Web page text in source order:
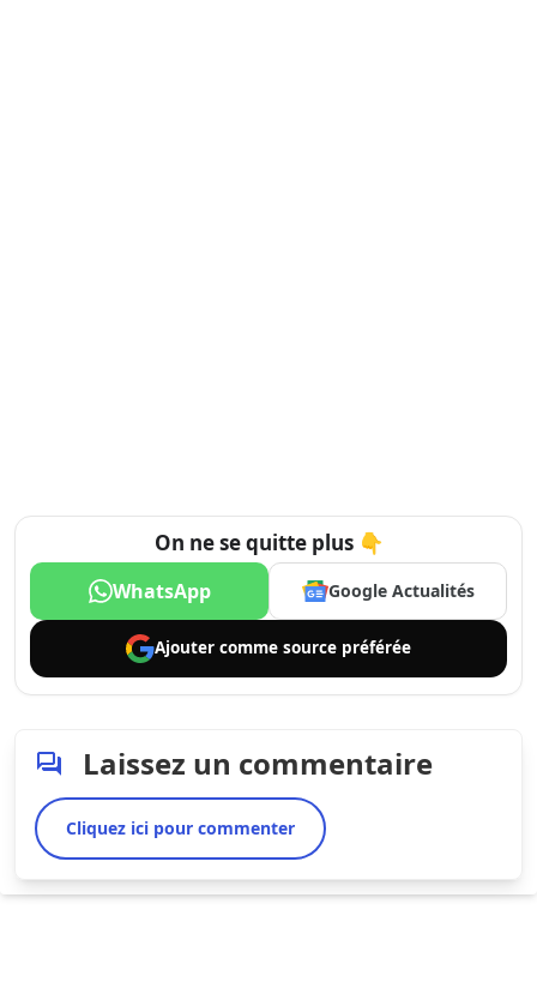
On ne se quitte plus 👇
WhatsApp Google Actualités
Ajouter comme source préférée
Laissez un commentaire
Cliquez ici pour commenter